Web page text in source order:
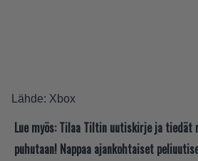
Lähde: Xbox
Lue myös: Tilaa Tiltin uutiskirje ja tiedät
puhutaan! Nappaa ajankohtaiset